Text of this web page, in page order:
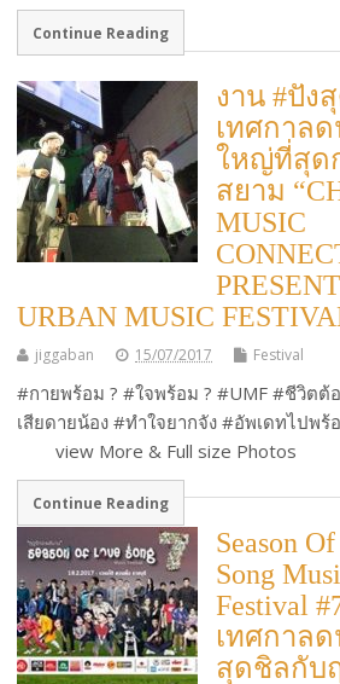
Continue Reading
งาน #ปัง
เทศกาล
ใหญ่ที่สุด
สยาม
MUSIC
URBAN MUSIC
jiggaban 15/07/2017 Festival
#กายพร้อม ? #ใจพร้อม ? #UMF #ชีวิตต้
เสียดายน้อง #ทำใจยากจัง #อัพเดทไปพ
view More & Full size Photos
Continue Reading
Season
Song
Festival
เทศกาล
สุดชิลกับ